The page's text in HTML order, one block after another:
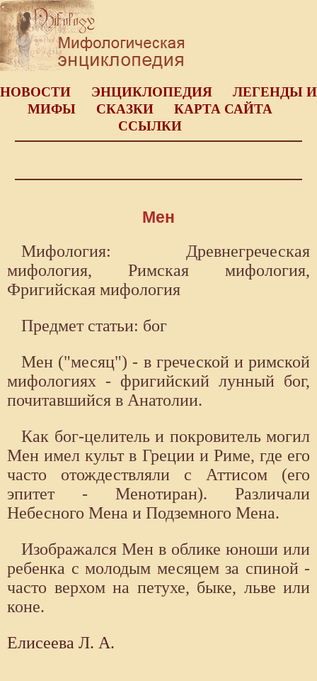
НОВОСТИ ЭНЦИКЛОПЕДИЯ
ЛЕГЕНДЫ И
МИФЫ
СКАЗКИ
КАРТА САЙТА
ССЫЛКИ
Мен
Мифология: Древнегреческая
мифология, Римская мифология,
Фригийская мифология
Предмет статьи: бог
Мен ("месяц") - в греческой и римской
мифологиях - фригийский лунный бог,
почитавшийся в Анатолии.
Как бог-целитель и покровитель могил
Мен имел культ в Греции и Риме, где его
часто отождествляли с Аттисом (его
эпитет - Менотиран). Различали
Небесного Мена и Подземного Мена.
Изображался Мен в облике юноши или
ребенка с мо­лодым месяцем за спиной -
часто верхом на петухе, быке, льве или
коне.
Елисеева Л. А.